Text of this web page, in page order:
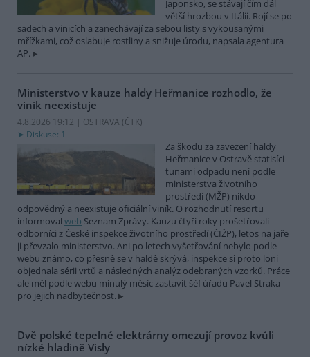
Japonsko, se stávají čím dál
větší hrozbou v Itálii. Rojí se po
sadech a vinicích a zanechávají za sebou listy s vykousanými
mřížkami, což oslabuje rostliny a snižuje úrodu, napsala agentura
AP.
Ministerstvo v kauze haldy Heřmanice rozhodlo, že
viník neexistuje
4.8.2026 19:12 | OSTRAVA (ČTK)
Diskuse: 1
Za škodu za zavezení haldy
Heřmanice v Ostravě statisíci
tunami odpadu není podle
ministerstva životního
prostředí (MŽP) nikdo
odpovědný a neexistuje oficiální viník. O rozhodnutí resortu
informoval web Seznam Zprávy. Kauzu čtyři roky prošetřovali
odborníci z České inspekce životního prostředí (ČIŽP), letos na jaře
ji převzalo ministerstvo. Ani po letech vyšetřování nebylo podle
webu známo, co přesně se v haldě skrývá, inspekce si proto loni
objednala sérii vrtů a následných analýz odebraných vzorků. Práce
ale měl podle webu minulý měsíc zastavit šéf úřadu Pavel Straka
pro jejich nadbytečnost.
Dvě polské tepelné elektrárny omezují provoz kvůli
nízké hladině Visly